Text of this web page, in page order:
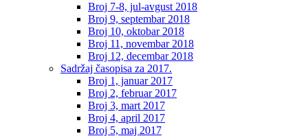
Broj 7-8, jul-avgust 2018
Broj 9, septembar 2018
Broj 10, oktobar 2018
Broj 11, novembar 2018
Broj 12, decembar 2018
Sadržaj časopisa za 2017.
Broj 1, januar 2017
Broj 2, februar 2017
Broj 3, mart 2017
Broj 4, april 2017
Broj 5, maj 2017